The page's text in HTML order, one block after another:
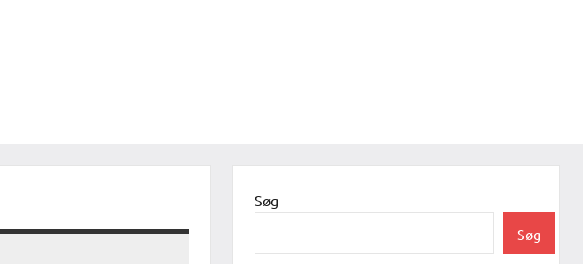
Søg
Søg